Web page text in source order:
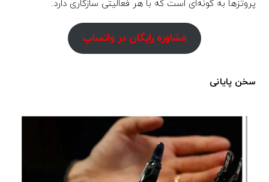
پروتزها به گونه‌ای است که با هر فعالیتی سازگاری دارد.
مشاوره رایگان در واتساپ
سخن پایانی